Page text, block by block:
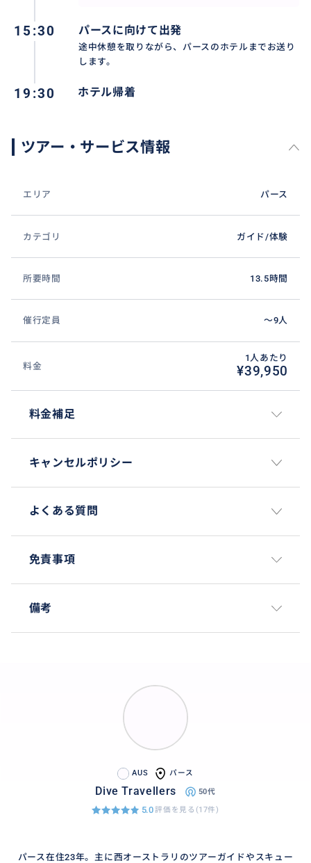
15:30 パースに向けて出発
途中休憩を取りながら、パースのホテルまでお送り
します。
19:30 ホテル帰着
ツアー・サービス情報
エリア パース
カテゴリ ガイド/体験
所要時間 13.5時間
催行定員 〜9人
料金
1人あたり
¥39,950
料金補足
キャンセルポリシー
よくある質問
免責事項
備考
AUS パース
Dive Travellers 50代
5.0評価を見る(17件)
パース在住23年。主に西オーストラリのツアーガイドやスキュー